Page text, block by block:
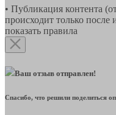
• Публикация контента
происходит только после
показать правила
Ваш отзыв отправлен!
Спасибо, что решили поделиться